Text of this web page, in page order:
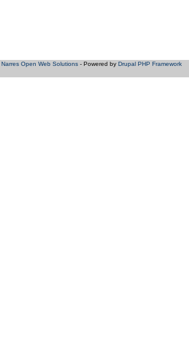
Narres Open Web Solutions- Powered by Drupal PHP Framework